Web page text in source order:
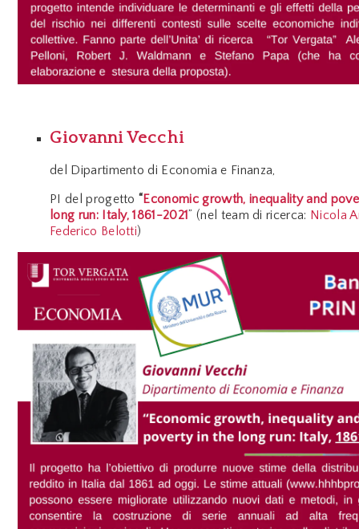
Giovanni Vecchi
del Dipartimento di Economia e Finanza,
PI del progetto “Economic growth, inequality and
long run: Italy, 1861-2021” (nel team di ricerca: Nicola
Federico Belotti)